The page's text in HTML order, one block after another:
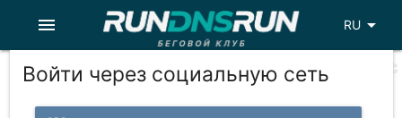
RUarrow_drop_down
menu
Войти через социальную сеть